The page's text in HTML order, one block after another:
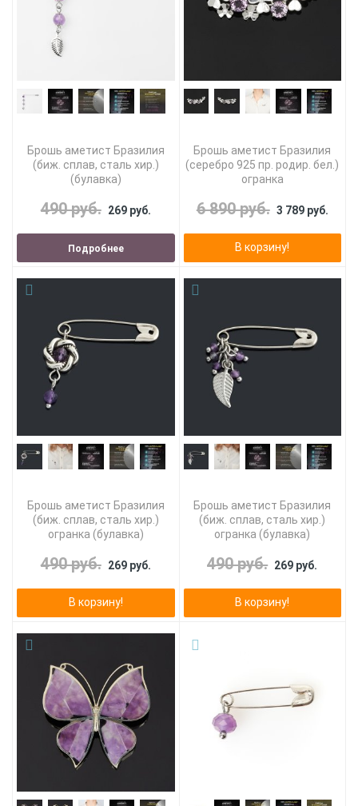
Брошь аметист Бразилия
(биж. сплав, сталь хир.)
(булавка)
490 руб. 269 руб.
Подробнее
Брошь аметист Бразилия
(серебро 925 пр. родир. бел.)
огранка
6 890 руб. 3 789 руб.
В корзину!
Брошь аметист Бразилия
(биж. сплав, сталь хир.)
огранка (булавка)
490 руб. 269 руб.
В корзину!
Брошь аметист Бразилия
(биж. сплав, сталь хир.)
огранка (булавка)
490 руб. 269 руб.
В корзину!